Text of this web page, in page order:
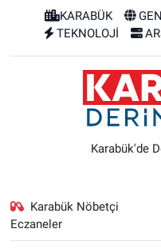
KARABÜK
TEKNOLOJİ
Karabük'de
Karabük Nöbetçi
Eczaneler